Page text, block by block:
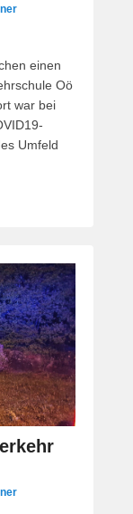
einen
Oö
war bei
Umfeld